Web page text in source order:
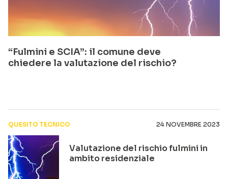
“Fulmini e SCIA”: il comune deve
chiedere la valutazione del rischio?
QUESITO TECNICO 24 NOVEMBRE 2023
Valutazione del rischio fulmini in
ambito residenziale